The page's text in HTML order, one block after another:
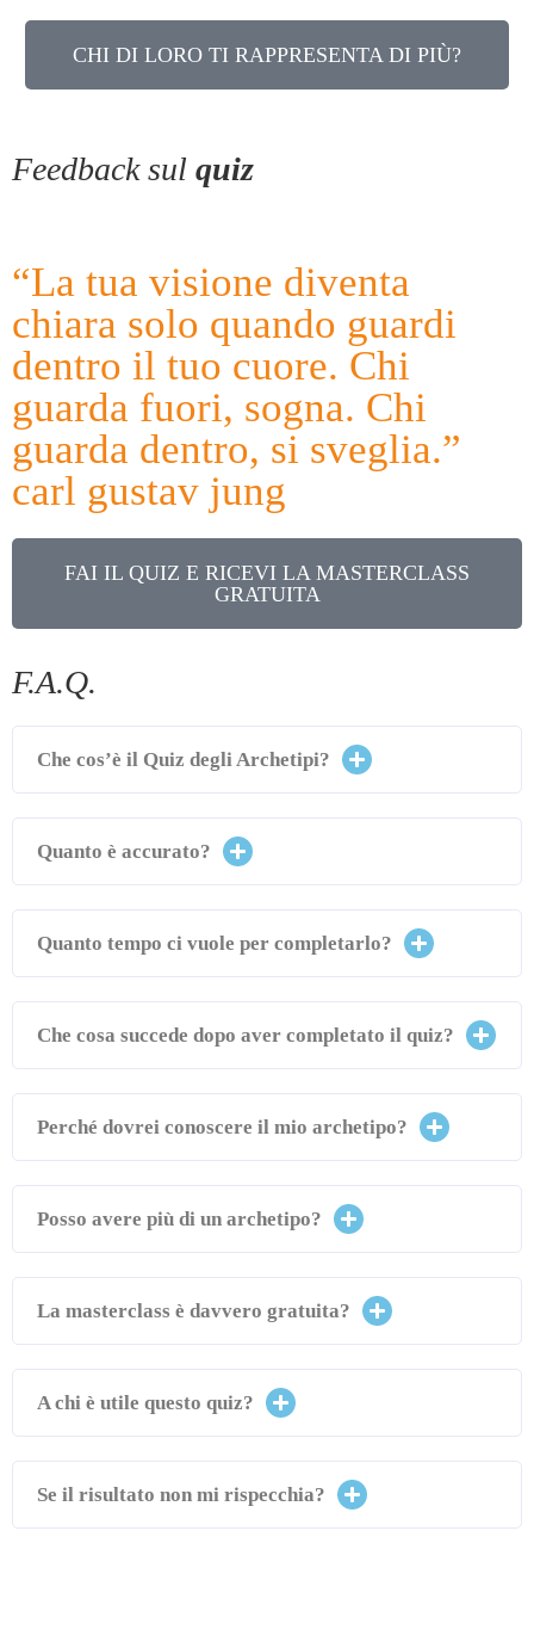
CHI DI LORO TI RAPPRESENTA DI PIÙ?
Feedback sul quiz
“La tua visione diventa
chiara solo quando guardi
dentro il tuo cuore. Chi
guarda fuori, sogna. Chi
guarda dentro, si sveglia.”
carl gustav jung
FAI IL QUIZ E RICEVI LA MASTERCLASS
GRATUITA
F.A.Q.
Che cos’è il Quiz degli Archetipi?
Quanto è accurato?
Quanto tempo ci vuole per completarlo?
Che cosa succede dopo aver completato il quiz?
Perché dovrei conoscere il mio archetipo?
Posso avere più di un archetipo?
La masterclass è davvero gratuita?
A chi è utile questo quiz?
Se il risultato non mi rispecchia?